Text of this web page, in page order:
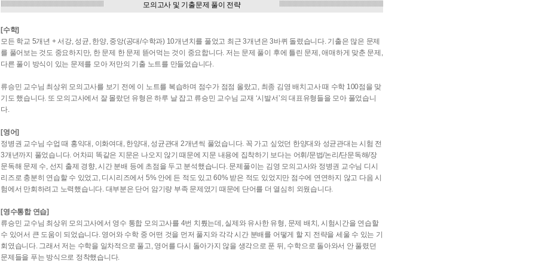
모의고사 및 기출문제 풀이 전략
[수학]
모든 학교 5개년 + 서강, 성균, 한양, 중앙(공대/수학과) 10개년치를 풀었고 최근 3개년은 3바퀴 돌렸습니다. 기출은 많은 문제
를 풀어보는 것도 중요하지만, 한 문제 한 문제 뜯어먹는 것이 중요합니다. 저는 문제 풀이 후에 틀린 문제, 애매하게 맞춘 문제,
다른 풀이 방식이 있는 문제를 모아 저만의 기출 노트를 만들었습니다.
류승민 교수님 최상위 모의고사를 보기 전에 이 노트를 복습하며 점수가 점점 올랐고, 최종 김영 배치고사 때 수학 100점을 맞
기도 했습니다. 또 모의고사에서 잘 몰랐던 유형은 하루 날 잡고 류승민 교수님 교재 ‘시발서’의 대표유형들을 모아 풀었습니
다.
[영어]
정병권 교수님 수업 때 홍익대, 이화여대, 한양대, 성균관대 2개년씩 풀었습니다. 꼭 가고 싶었던 한양대와 성균관대는 시험 전
3개년까지 풀었습니다. 어차피 똑같은 지문은 나오지 않기 때문에 지문 내용에 집착하기 보다는 어휘/문법/논리/단문독해/장
문독해 문제 수, 선지 출제 경향, 시간 분배 등에 초점을 두고 분석했습니다. 문제풀이는 김영 모의고사와 정병권 교수님 디시
리즈로 충분히 연습할 수 있었고, 디시리즈에서 5% 안에 든 적도 있고 60% 받은 적도 있었지만 점수에 연연하지 않고 다음 시
험에서 만회하려고 노력했습니다. 대부분은 단어 암기량 부족 문제였기 때문에 단어를 더 열심히 외웠습니다.
[영수통합 연습]
류승민 교수님 최상위 모의고사에서 영수 통합 모의고사를 4번 치뤘는데, 실제와 유사한 유형, 문제 배치, 시험시간을 연습할
수 있어서 큰 도움이 되었습니다. 영어와 수학 중 어떤 것을 먼저 풀지와 각각 시간 분배를 어떻게 할 지 전략을 세울 수 있는 기
회였습니다. 그래서 저는 수학을 일차적으로 풀고, 영어를 다시 돌아가지 않을 생각으로 푼 뒤, 수학으로 돌아와서 안 풀렸던
문제들을 푸는 방식으로 정착했습니다.